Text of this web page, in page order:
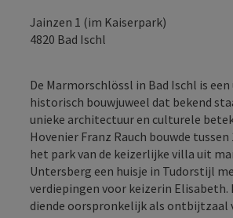
Jainzen 1 (im Kaiserpark)
4820 Bad Ischl
De Marmorschlössl in Bad Ischl is
historisch bouwjuweel dat bekend
unieke architectuur en culturele
Hovenier Franz Rauch bouwde tussen
het park van de keizerlijke villa uit
Untersberg een huisje in Tudorstijl
verdiepingen voor keizerin Elisabeth.
diende oorspronkelijk als ontbijtzaal